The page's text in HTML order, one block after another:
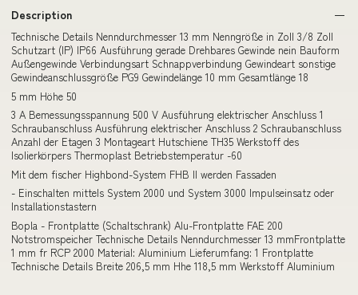
Description
Technische Details Nenndurchmesser 13 mm Nenngröße in Zoll 3/8 Zoll
Schutzart (IP) IP66 Ausführung gerade Drehbares Gewinde nein Bauform
Außengewinde Verbindungsart Schnappverbindung Gewindeart sonstige
Gewindeanschlussgröße PG9 Gewindelänge 10 mm Gesamtlänge 18
5 mm Höhe 50
3 A Bemessungsspannung 500 V Ausführung elektrischer Anschluss 1
Schraubanschluss Ausführung elektrischer Anschluss 2 Schraubanschluss
Anzahl der Etagen 3 Montageart Hutschiene TH35 Werkstoff des
Isolierkörpers Thermoplast Betriebstemperatur -60
Mit dem fischer Highbond-System FHB II werden Fassaden
- Einschalten mittels System 2000 und System 3000 Impulseinsatz oder
Installationstastern
Bopla - Frontplatte (Schaltschrank) Alu-Frontplatte FAE 200
Notstromspeicher Technische Details Nenndurchmesser 13 mmFrontplatte
1 mm fr RCP 2000 Material: Aluminium Lieferumfang: 1 Frontplatte
Technische Details Breite 206,5 mm Hhe 118,5 mm Werkstoff Aluminium